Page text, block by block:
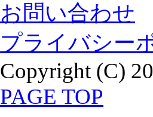
お問い合わせ
プライバシー
Copyright (C)
PAGE TOP